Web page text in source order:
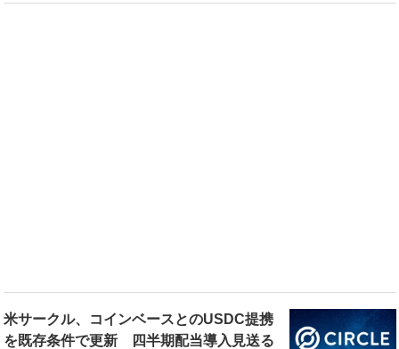
米サークル、コインベースとのUSDC提携
を既存条件で更新 四半期配当導入見送る